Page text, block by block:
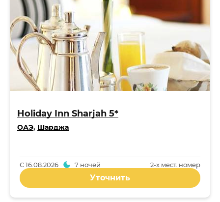
Holiday Inn Sharjah 5*
ОАЭ, Шарджа
2-x мест. номер
С16.08.2026 7 ночей
Уточнить